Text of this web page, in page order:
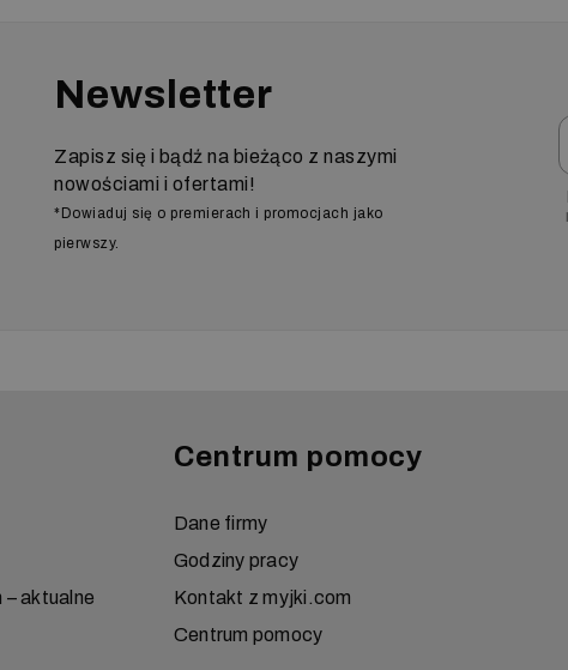
Newsletter
Zapisz się i bądź na bieżąco z naszymi
nowościami i ofertami!
*Dowiaduj się o premierach i promocjach jako
pierwszy.
aktualne
Centrum pomocy
Dane firmy
Godziny pracy
Kontakt z myjki.com
Centrum pomocy